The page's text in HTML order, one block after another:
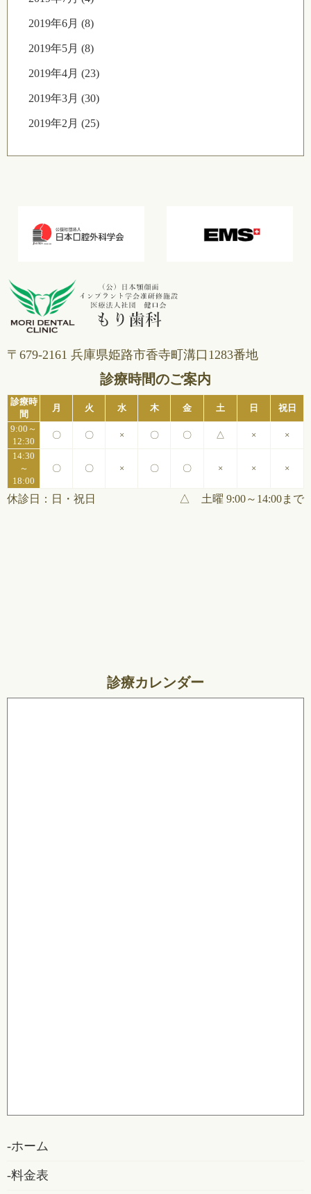
2019年6月 (8)
2019年5月 (8)
2019年4月 (23)
2019年3月 (30)
2019年2月 (25)
〒679-2161 兵庫県姫路市⾹寺町溝⼝1283番地
診療時間のご案内
診療時
間
月 火 水 木 金 土 日
祝日
9:00～
12:30
〇 〇 × 〇 〇 △ ×
×
14:30
～
18:00
〇 〇 × 〇 〇 × × ×
休診日：日・祝日 △ 土曜 9:00～14:00まで
診療カレンダー
ホーム
料金表